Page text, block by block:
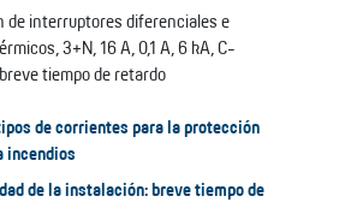
de interruptores diferenciales e
3+N, 16 A, 0,1 A, 6 kA, C-
tiempo de retardo
de corrientes para la protección
incendios
de la instalación: breve tiempo de